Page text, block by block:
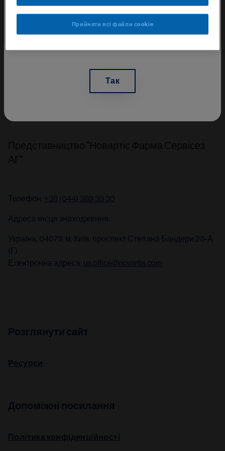
Телефон: +38 (044) 389 39 30
Адреса місця знаходження:
Україна, 04073, м. Київ, проспект Степана Бандери 28-А
(Г)
Електронна адреса: ua.office@novartis.com
Розглянути сайт
Ресурси
Допоміжні посилання
Політика конфіденційності
фахівцем системи охорони
отримати доступ до
Так
Прийняти всі файли сookie